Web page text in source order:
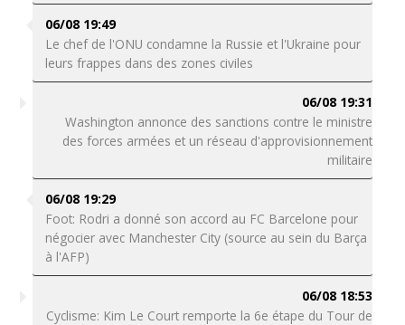
06/08 19:49
Le chef de l'ONU condamne la Russie et l'Ukraine pour
leurs frappes dans des zones civiles
06/08 19:31
Washington annonce des sanctions contre le ministre
des forces armées et un réseau d'approvisionnement
militaire
06/08 19:29
Foot: Rodri a donné son accord au FC Barcelone pour
négocier avec Manchester City (source au sein du Barça
à l'AFP)
06/08 18:53
Cyclisme: Kim Le Court remporte la 6e étape du Tour de